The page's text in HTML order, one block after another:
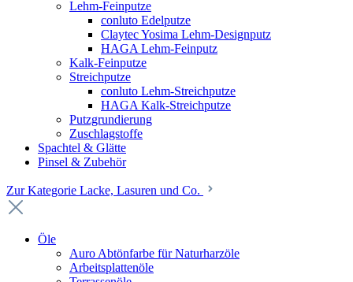
Lehm-Feinputze
conluto Edelputze
Claytec Yosima Lehm-Designputz
HAGA Lehm-Feinputz
Kalk-Feinputze
Streichputze
conluto Lehm-Streichputze
HAGA Kalk-Streichputze
Putzgrundierung
Zuschlagstoffe
Spachtel & Glätte
Pinsel & Zubehör
Zur Kategorie Lacke, Lasuren und Co.
Öle
Auro Abtönfarbe für Naturharzöle
Arbeitsplattenöle